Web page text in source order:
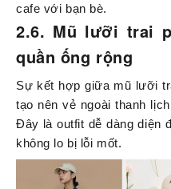
cafe với bạn bè.
2.6. Mũ lưỡi trai
quần ống rộng
Sự kết hợp giữa mũ lưỡi
tạo nên vẻ ngoài thanh
Đây là outfit dễ dàng diện
không lo bị lỗi mốt.